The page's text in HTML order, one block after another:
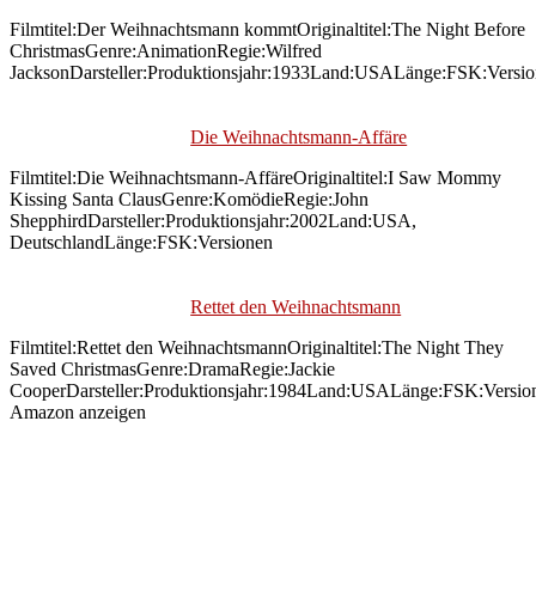
Filmtitel:Der Weihnachtsmann kommtOriginaltitel:The Night Before
ChristmasGenre:AnimationRegie:Wilfred
Die Weihnachtsmann-Affäre
Filmtitel:Die Weihnachtsmann-AffäreOriginaltitel:I Saw Mommy
Kissing Santa ClausGenre:KomödieRegie:John
ShepphirdDarsteller:Produktionsjahr:2002Land:USA,
DeutschlandLänge:FSK:Versionen
Rettet den Weihnachtsmann
Filmtitel:Rettet den WeihnachtsmannOriginaltitel:The Night They
Saved ChristmasGenre:DramaRegie:Jackie
Amazon anzeigen